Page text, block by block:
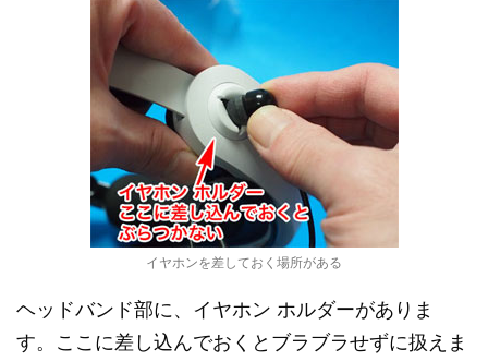
イヤホンを差しておく場所がある
ヘッドバンド部に、イヤホン ホルダーがありま
す。ここに差し込んでおくとブラブラせずに扱えま